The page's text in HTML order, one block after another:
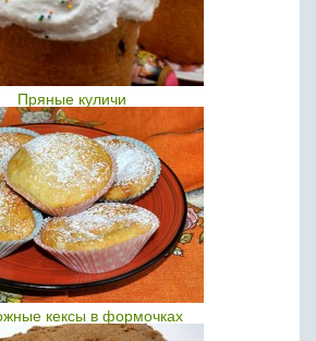
Пряные куличи
кексы в формочках